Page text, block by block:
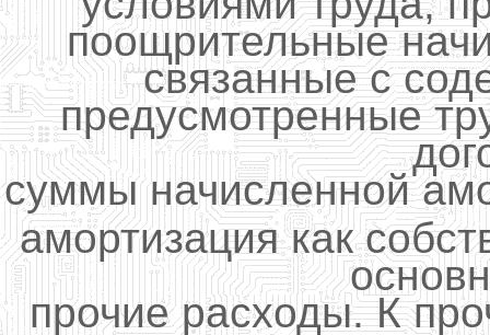
поощрительные
связанные с
предусмотренные
суммы начисленной
амортизация как
прочие расходы. К